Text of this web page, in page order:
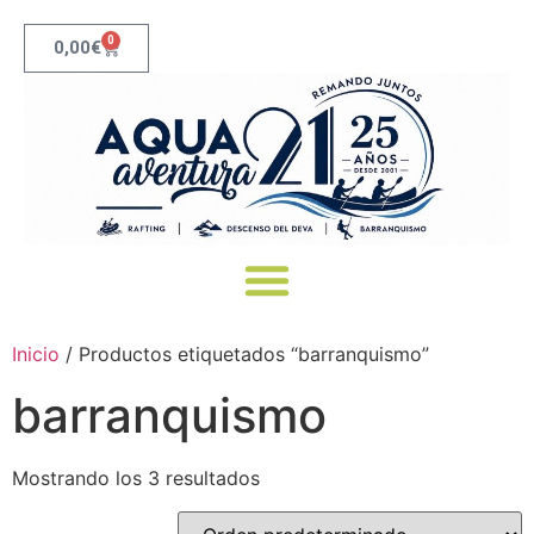
0,00€ 0
Inicio / Productos etiquetados “barranquismo”
barranquismo
Mostrando los 3 resultados